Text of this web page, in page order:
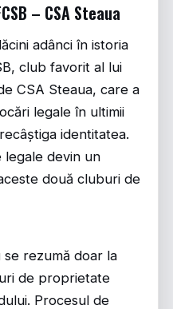
– CSA Steaua
adânci în istoria
club favorit al lui
CSA Steaua, care a
legale în ultimii
identitatea.
legale devin un
două cluburi de
rezumă doar la
de proprietate
Procesul de